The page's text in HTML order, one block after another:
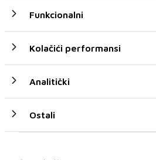
Funkcionalni
Kolačići performansi
Analitički
Ostali